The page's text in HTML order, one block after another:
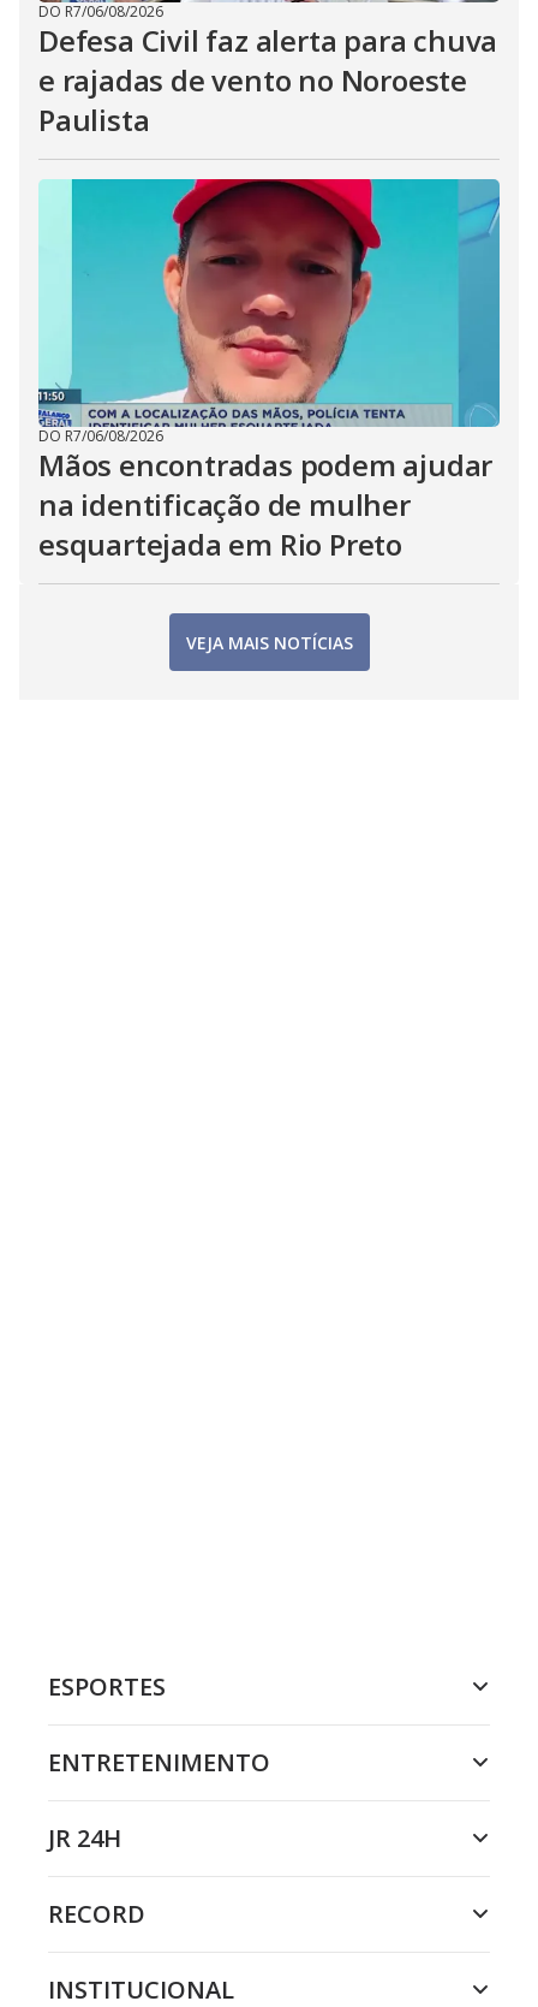
DO R7/06/08/2026
Defesa Civil faz alerta para chuva
e rajadas de vento no Noroeste
Paulista
DO R7/06/08/2026
Mãos encontradas podem ajudar
na identificação de mulher
esquartejada em Rio Preto
VEJA MAIS NOTÍCIAS
ESPORTES
ENTRETENIMENTO
JR 24H
RECORD
INSTITUCIONAL